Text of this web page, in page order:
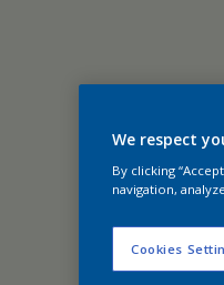
We respect
By clicking
navigation,
Cookies